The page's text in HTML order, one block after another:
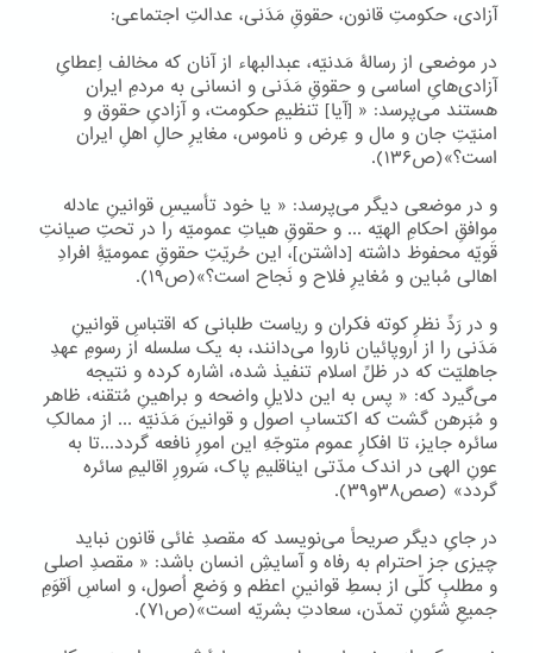
آزادی، حکومتِ قانون، حقوقِ مَدَنی، عدالتِ اجتماعی:
در موضعی از رسالۀ مَدنیّه، عبدالبهاء از آنان که مخالف اِعطایِ
آزادی‌هایِ اساسی و حقوقِ مَدَنی و انسانی به مردمِ ایران
هستند می‌پرسد: « [آیا] تنظیمِ حکومت، و آزادیِ حقوق و
امنیّتِ جان و مال و عِرض و ناموس، مغایرِ حالِ اهلِ ایران
است؟»(ص۱۳۶).
و در موضعی دیگر می‌پرسد: « یا خود تأسیسِ قوانینِ عادله
موافقِ احکامِ الهیّه ... و حقوقِ هیاتِ عمومیّه را در تحتِ صیانتِ
قَویّه محفوظ داشته [داشتن]، این حُریّتِ حقوقِ عمومیّۀِ افرادِ
اهالی مُباین و مُغایرِ فلاح و نَجاح است؟»(ص۱۹).
و در رَدِّ نظرِ کوته فکران و ریاست طلبانی که اقتباسِ قوانینِ
مَدَنی را از اروپائیان ناروا می‌دانند، به یک سلسله از رسومِ عهدِ
جاهلیّت که در ظلِّ اسلام تنفیذ شده، اشاره کرده و نتیجه
می‌گیرد که: « پس به این دلایلِ واضحه و براهینِ مُتقنه، ظاهر
و مُبَرهن گشت که اکتسابِ اصول و قوانینَ مَدَنیّه ... از ممالکِ
سائره جایز، تا افکارِ عموم متوجّهِ این امورِ نافعه گردد...تا به
عونِ الهی در اندک مدّتی ایناقلیمِ پاک، سَرورِ اقالیمِ سائره
گردد» (صص۳۸و۳۹).
در جایِ دیگر صریحاً می‌نویسد که مقصدِ غائی قانون نباید
چیزی جز احترام به رفاه و آسایشِ انسان باشد: « مقصدِ اصلی
و مطلبِ کلّی از بسطِ قوانینِ اعظم و وَضعِ اُصول، و اساسِ اَقوَمِ
جمیعِ شئونِ تمدّن، سعادتِ بشریّه است»(ص۷۱).